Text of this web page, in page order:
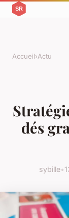
Accueil›Actu
dés
sybille•